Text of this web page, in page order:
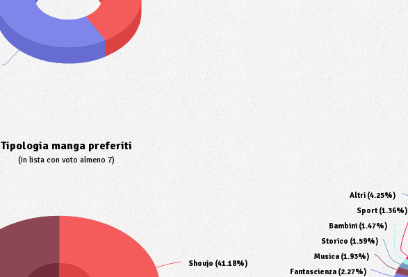
Tipologia manga preferiti
(in lista con voto almeno 7)
Shoujo (41.18%)
Fantascienza (2.27%)
Musica (1.93%)
Storico (1.59%)
Bambini (1.47%)
Sport (1.36%)
Altri (4.25%)